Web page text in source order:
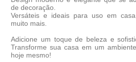
de decoração.
Versáteis e ideais para uso em
muito mais.
Adicione um toque de beleza e
Transforme sua casa em um
hoje mesmo!